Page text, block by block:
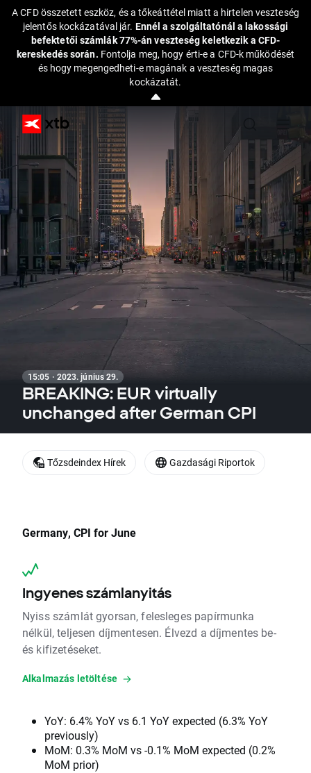
A CFD összetett eszköz, és a tőkeáttétel miatt a hirtelen veszteség
jelentős kockázatával jár. Ennél a szolgáltatónál a lakossági
befektetői számlák 77%-án veszteség keletkezik a CFD-
kereskedés során. Fontolja meg, hogy érti-e a CFD-k működését
és hogy megengedheti-e magának a veszteség magas
kockázatát.
15:05 · 2023. június 29.
BREAKING: EUR virtually
unchanged after German CPI
Germany, CPI for June
Ingyenes számlanyitás
Nyiss számlát gyorsan, felesleges papírmunka
nélkül, teljesen díjmentesen. Élvezd a díjmentes be-
és kifizetéseket.
Alkalmazás letöltése
YoY: 6.4% YoY vs 6.1 YoY expected (6.3% YoY
previously)
MoM: 0.3% MoM vs -0.1% MoM expected (0.2%
MoM prior)
Tőzsdeindex Hírek Gazdasági Riportok